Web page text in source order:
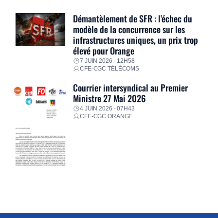
Démantèlement de SFR : l’échec du
modèle de la concurrence sur les
infrastructures uniques, un prix trop
élevé pour Orange
7 JUIN 2026 - 12H58
CFE-CGC TÉLÉCOMS
Courrier intersyndical au Premier
Ministre 27 Mai 2026
4 JUIN 2026 - 07H43
CFE-CGC ORANGE